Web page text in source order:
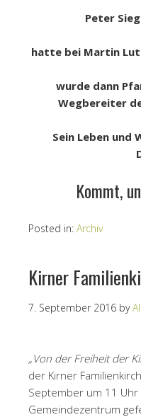
Peter
hatte bei Martin
wurde dann
Wegbereiter
Sein Leben und
Kommt,
Posted in: Archiv
Kirner
7. September 2016 by
„Von der Freiheit der
der Kirner
September um 11 Uhr
Gemeindezentrum